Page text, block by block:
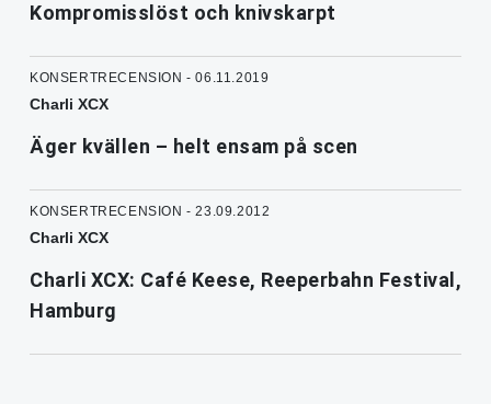
Kompromisslöst och knivskarpt
KONSERTRECENSION - 06.11.2019
Charli XCX
Äger kvällen – helt ensam på scen
KONSERTRECENSION - 23.09.2012
Charli XCX
Charli XCX: Café Keese, Reeperbahn Festival,
Hamburg